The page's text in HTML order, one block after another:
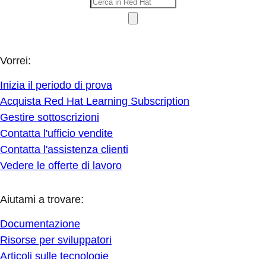
Vorrei:
Inizia il periodo di prova
Acquista Red Hat Learning Subscription
Gestire sottoscrizioni
Contatta l'ufficio vendite
Contatta l'assistenza clienti
Vedere le offerte di lavoro
Aiutami a trovare:
Documentazione
Risorse per sviluppatori
Articoli sulle tecnologie